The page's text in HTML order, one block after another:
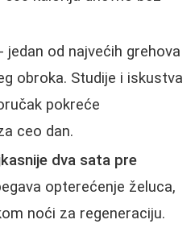
- jedan od najvećih grehova
obroka. Studije i iskustva
pokreće
ceo dan.
dva sata pre
opterećenje želuca,
noći za regeneraciju.